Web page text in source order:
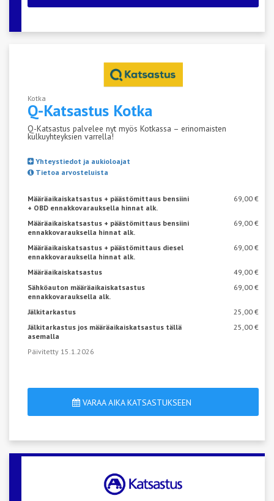
Kotka
Q-Katsastus Kotka
Q-Katsastus palvelee nyt myös Kotkassa – erinomaisten
kulkuyhteyksien varrella!
Yhteystiedot ja aukioloajat
Tietoa arvosteluista
Määräaikaiskatsastus + päästömittaus bensiini
+ OBD ennakkovarauksella hinnat alk.
69,00 €
Määräaikaiskatsastus + päästömittaus bensiini
ennakkovarauksella hinnat alk.
69,00 €
Määräaikaiskatsastus + päästömittaus diesel
ennakkovarauksella hinnat alk.
69,00 €
Määräaikaiskatsastus
49,00 €
Sähköauton määräaikaiskatsastus
ennakkovarauksella alk.
69,00 €
Jälkitarkastus
25,00 €
Jälkitarkastus jos määräaikaiskatsastus tällä
asemalla
25,00 €
Päivitetty 15.1.2026
VARAA AIKA KATSASTUKSEEN